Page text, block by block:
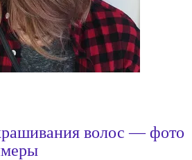
волос — фото